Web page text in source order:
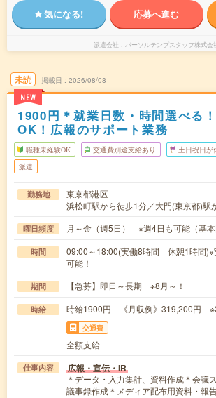
気になる! 応募へ進む
派遣会社 パーソルテンプスタッフ株式会
未読
NEW
掲載日 2026/08/08
1900円＊就業日数・時間選べる
OK！広報のサポート業務
職種未経験OK 交通費別途支給あり 土日祝日が
派遣
勤務地
東京都港区
浜松町駅から徒歩1分／大門(東京都)駅
曜日頻度 月～金（週5日） ※週4日も可能（基本
時間
09:00～18:00(実働8時間 休憩1時間)※
可能！
期間 【急募】即日～長期 ※8月～！
時給 時給1900円 《月収例》319,200円
交通費
全額支給
仕事内容 広報・宣伝・IR
＊データ・入力集計、資料作成＊会議
議事録作成＊メディア配布用資料・報